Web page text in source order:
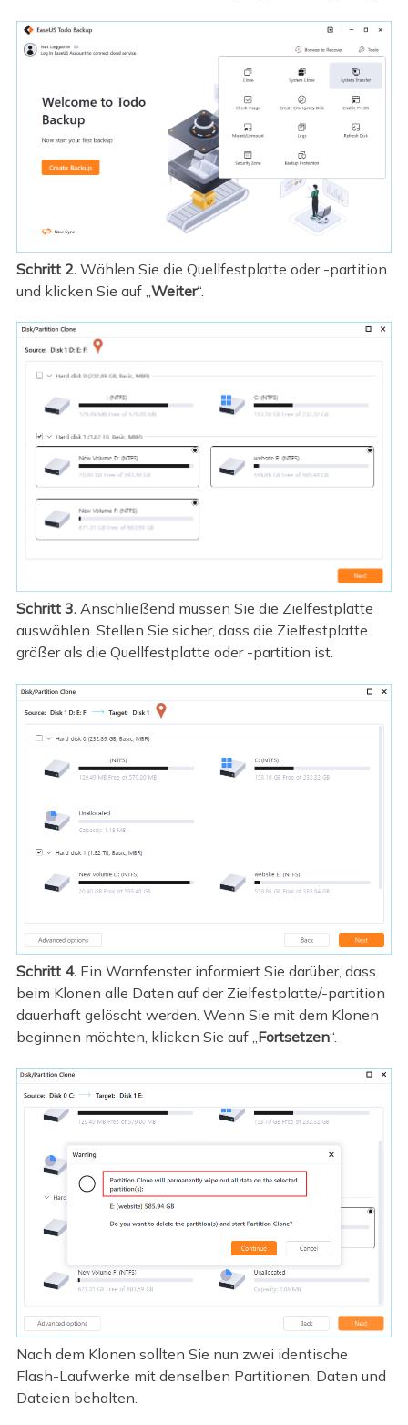
Schritt 2.Wählen Sie die Quellfestplatte oder -partition
und klicken Sie auf „ Weiter“.
Schritt 3.Anschließend müssen Sie die Zielfestplatte
auswählen. Stellen Sie sicher, dass die Zielfestplatte
größer als die Quellfestplatte oder -partition ist.
Schritt 4.Ein Warnfenster informiert Sie darüber, dass
beim Klonen alle Daten auf der Zielfestplatte/-partition
dauerhaft gelöscht werden. Wenn Sie mit dem Klonen
beginnen möchten, klicken Sie auf „ Fortsetzen“.
Nach dem Klonen sollten Sie nun zwei identische
Flash-Laufwerke mit denselben Partitionen, Daten und
Dateien behalten.